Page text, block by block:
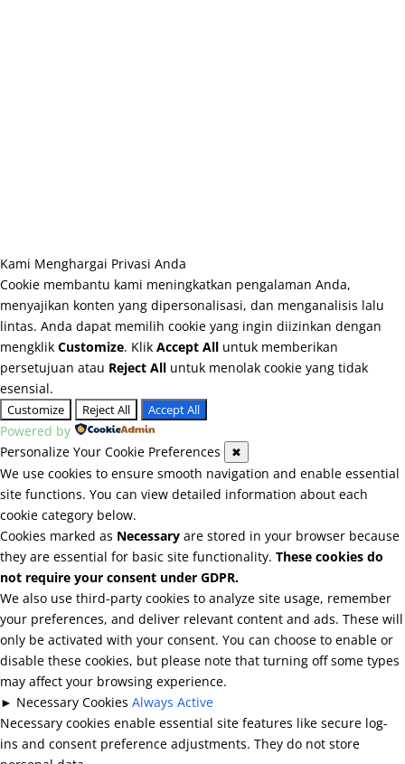
Kami Menghargai Privasi Anda
Cookie membantu kami meningkatkan pengalaman Anda,
menyajikan konten yang dipersonalisasi, dan menganalisis lalu
lintas. Anda dapat memilih cookie yang ingin diizinkan dengan
mengklik Customize. Klik Accept All untuk memberikan
persetujuan atau Reject All untuk menolak cookie yang tidak
esensial.
Customize Reject All Accept All
Powered by
Personalize Your Cookie Preferences
✖
We use cookies to ensure smooth navigation and enable essential
site functions. You can view detailed information about each
cookie category below.
Cookies marked as Necessary are stored in your browser because
they are essential for basic site functionality. These cookies do
not require your consent under GDPR.
We also use third-party cookies to analyze site usage, remember
your preferences, and deliver relevant content and ads. These will
only be activated with your consent. You can choose to enable or
disable these cookies, but please note that turning off some types
may affect your browsing experience.
► Necessary Cookies Always Active
Necessary cookies enable essential site features like secure log-
ins and consent preference adjustments. They do not store